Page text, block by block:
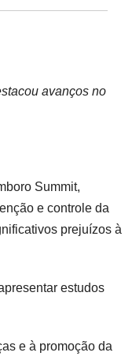
avanços no
Summit,
e controle da
prejuízos à
estudos
e à promoção da